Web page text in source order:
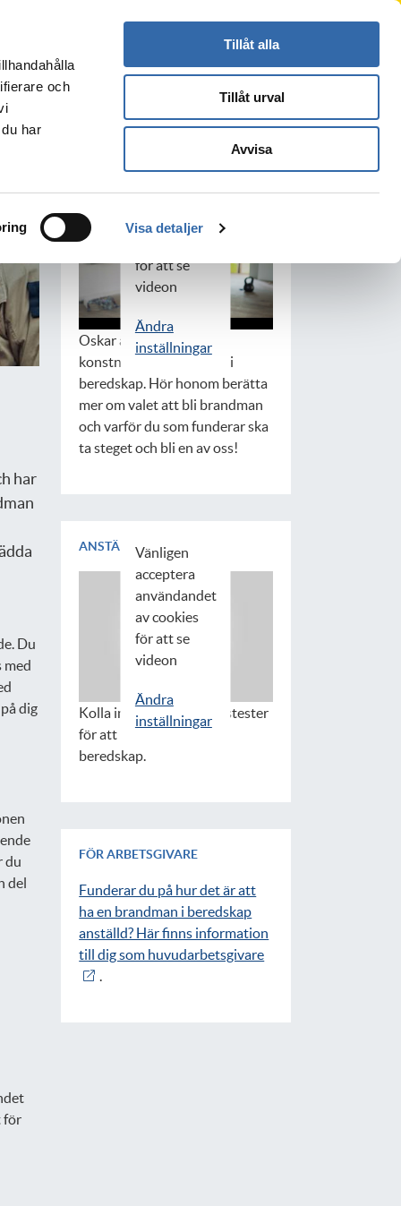
och
har
Visa detaljer
Tillåt alla
Tillåt urval
Avvisa
Kontakt Logga in Translate
har
Du
med
dig
du
del
för
HUR FUNGERAR DET?
användandet
för att se
videon
Ändra
inställningar
Oskar är pappa, husse,
konstnär, och brandman i
beredskap. Hör honom berätta
mer om valet att bli brandman
och varför du som funderar ska
ta steget och bli en av oss!
ANSTÄLLNINGSTESTER
Vänligen
acceptera
användandet
av cookies
för att se
videon
Ändra
inställningar
Kolla in våra anställningstester
för att bli brandman i
beredskap.
FÖR ARBETSGIVARE
Funderar du på hur det är att
ha en brandman i beredskap
anställd? Här finns information
till dig som huvudarbetsgivare
.